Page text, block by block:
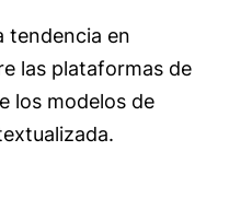
tendencia en
las plataformas de
los modelos de